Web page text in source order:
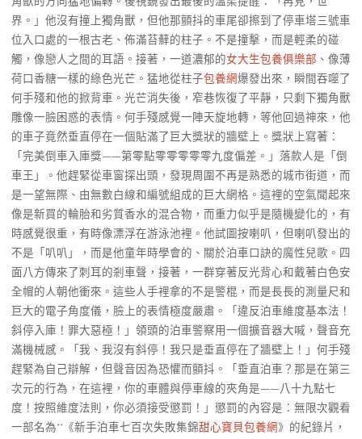
界。」他沒有撞上獨角獸，但他那顫抖的車尾卻擦到了停車塔三號車
位入口處的一根古老、佈滿苔蘚的柱子。不是撞擊，而是輕柔的碰
觸，像戀人之間的耳語。接著，一道濃郁的女大生包養俱樂部 、像薄
荷口香糖一樣的綠色光芒。猛地從柱子包養網爆發出來，瞬間吞噬了
何手殘和他的掀背車。光芒消失後，窄巷恢復了平靜，只剩下獨角獸
雕像一臉困惑的表情。何手殘感覺一陣天旋地轉，等他回過神來，他
的車子竟然垂直停在一個貼滿了巨大獎狀的牆壁上。獎狀上寫著：
「完美倒車入庫獎——第零點零零零零零九度偏差。」落款人是「倒
車王」。他趕緊從車窗探出頭，發現周圍不再是熟悉的城市街道，而
是一望無際、由無數白線和編號組成的巨大網格。這裡的空氣聞起來
像是新買的輪胎和劣質香水的混合物，而重力似乎是隨機變化的，有
時感覺很重，有時像漂浮在游泳池裡。他試圖按喇叭，但喇叭發出的
不是「叭叭」，而是他童年時學會的、關於泊車口訣的魔性兒歌。四
面八方傳來了刺耳的剎車聲，接著，一群穿著反光背心和戴著白色安
全帽的人朝他衝來。這些人手裡拿的不是警棍，而是長長的測量尺和
巨大的電子角度儀，臉上的表情極度嚴肅。「違反泊車維度基本法！
斜停入庫！罪大惡極！」領頭的泊車警察用一個擴音器大喊，聲音充
滿機械感。「我、我沒有斜停！我只是垂直停在了牆壁上！」何手殘
趕緊為自己辯解，但聲音因為恐懼而顫抖。「垂直泊車？那是在第三
次元的行為，在這裡，你的車體與停車線的夾角是——八十九點七
度！按照維度法則，你必須接受懲罰！」懲罰的內容是：無限次觀看
一部名為**《新手泊車七百次失敗集錦甜心寶貝包養網》的紀錄片，